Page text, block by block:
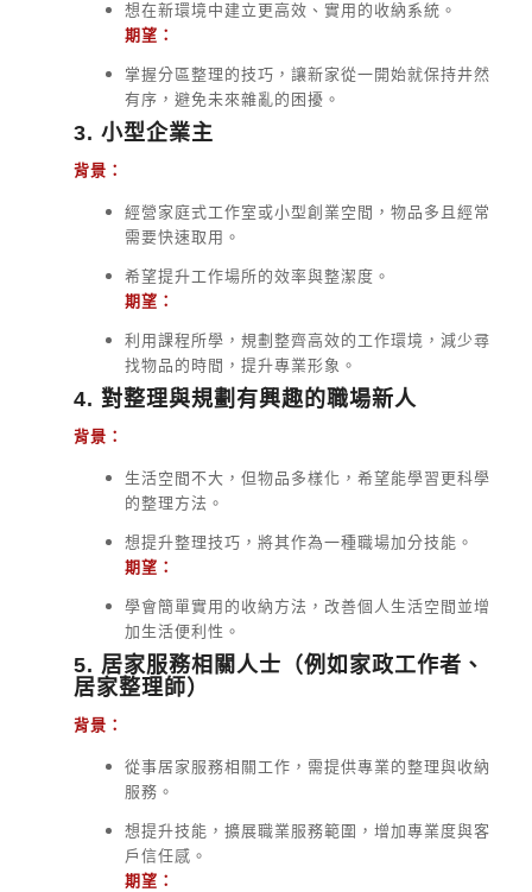
想在新環境中建立更高效、實用的收納系統。
期望：
掌握分區整理的技巧，讓新家從一開始就保持井然
有序，避免未來雜亂的困擾。
3. 小型企業主
背景：
經營家庭式工作室或小型創業空間，物品多且經常
需要快速取用。
希望提升工作場所的效率與整潔度。
期望：
利用課程所學，規劃整齊高效的工作環境，減少尋
找物品的時間，提升專業形象。
4. 對整理與規劃有興趣的職場新人
背景：
生活空間不大，但物品多樣化，希望能學習更科學
的整理方法。
想提升整理技巧，將其作為一種職場加分技能。
期望：
學會簡單實用的收納方法，改善個人生活空間並增
加生活便利性。
5. 居家服務相關人士（例如家政工作者、
居家整理師）
背景：
從事居家服務相關工作，需提供專業的整理與收納
服務。
想提升技能，擴展職業服務範圍，增加專業度與客
戶信任感。
期望：